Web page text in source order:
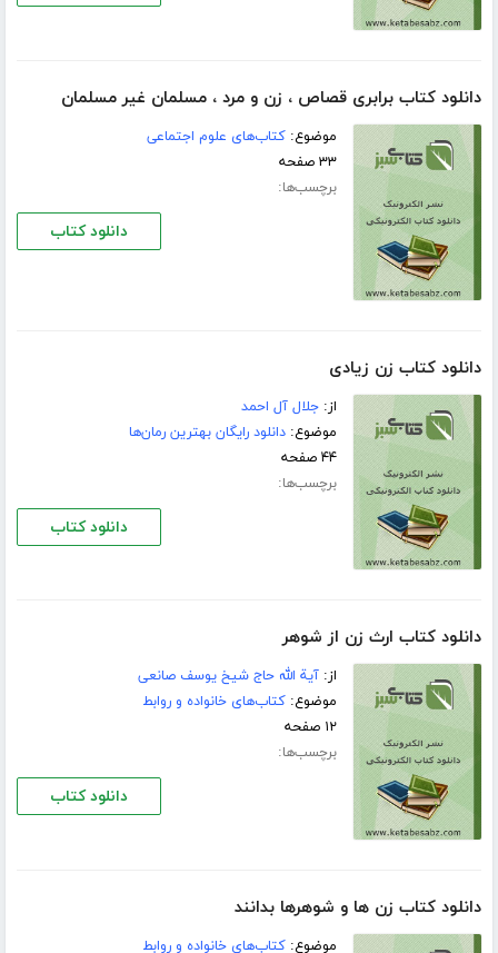
دانلود کتاب برابری قصاص ، زن و مرد ، مسلمان غیر مسلمان
موضوع:کتاب‌های علوم اجتماعی
۳۳ صفحه
برچسب‌ها:
دانلود کتاب
دانلود کتاب زن زیادی
از:جلال آل احمد
موضوع:دانلود رایگان بهترین رمان‌ها
۴۴ صفحه
برچسب‌ها:
دانلود کتاب
دانلود کتاب ارث زن از شوهر
از:آیة الله حاج شیخ یوسف صانعی
موضوع:کتاب‌های خانواده و روابط
۱۲ صفحه
برچسب‌ها:
دانلود کتاب
دانلود کتاب زن ها و شوهرها بدانند
موضوع:کتاب‌های خانواده و روابط